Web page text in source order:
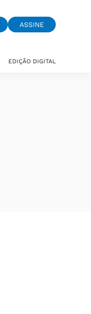
ASSINE
EDIÇÃO DIGITAL